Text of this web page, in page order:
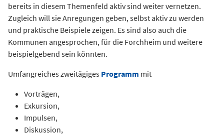
bereits in diesem Themenfeld aktiv sind weiter vernetzen.
Zugleich will sie Anregungen geben, selbst aktiv zu werden
und praktische Beispiele zeigen. Es sind also auch die
Kommunen angesprochen, für die Forchheim und weitere
beispielgebend sein könnten.
Umfangreiches zweitägiges Programm mit
Vorträgen,
Exkursion,
Impulsen,
Diskussion,